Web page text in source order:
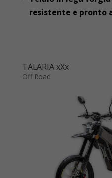
resistente e pronto
TALARIA xXx
Off Road